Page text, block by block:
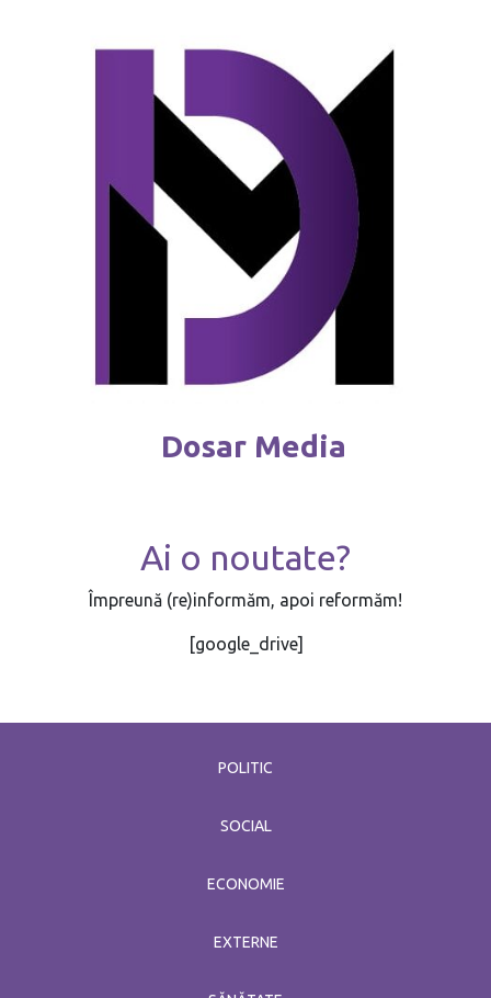
Reguli noi pentru deținătorii de câini
februarie 4 / 2026
Dosar Media
Ai o noutate?
Împreună (re)informăm, apoi reformăm!
[google_drive]
POLITIC
SOCIAL
ECONOMIE
EXTERNE